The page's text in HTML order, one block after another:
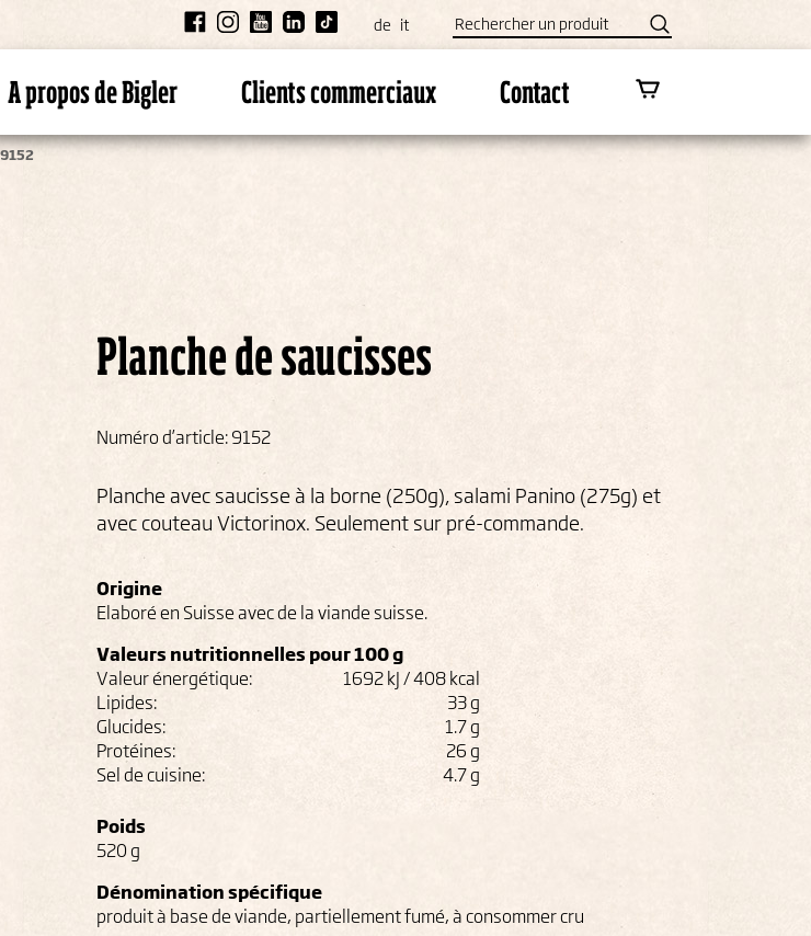
de it
A propos de Bigler Clients commerciaux Contact
Planche de saucisses
Numéro d’article: 9152
Planche avec saucisse à la borne (250g), salami Panino (275g) et
avec couteau Victorinox. Seulement sur pré-commande.
Origine
Elaboré en Suisse avec de la viande suisse.
Valeurs nutritionnelles pour 100 g
Valeur énergétique:
1692 kJ / 408 kcal
Lipides:
33 g
Glucides:
1.7 g
Protéines:
26 g
Sel de cuisine:
4.7 g
Poids
520 g
Dénomination spécifique
produit à base de viande, partiellement fumé, à consommer cru